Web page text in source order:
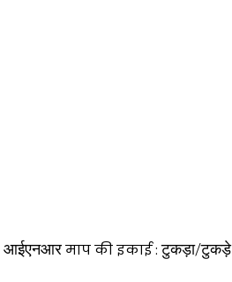
आईएनआरमाप की इकाई :टुकड़ा/टुकड़े